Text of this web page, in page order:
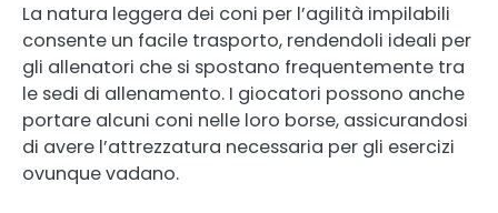
La natura leggera dei coni per l’agilità impilabili
consente un facile trasporto, rendendoli ideali per
gli allenatori che si spostano frequentemente tra
le sedi di allenamento. I giocatori possono anche
portare alcuni coni nelle loro borse, assicurandosi
di avere l’attrezzatura necessaria per gli esercizi
ovunque vadano.